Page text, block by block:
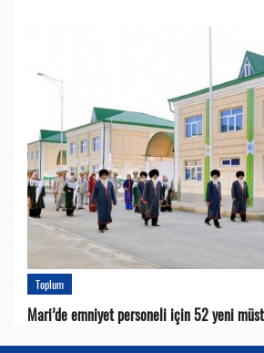
Toplum
Mari’de emniyet personeli için 52 yeni